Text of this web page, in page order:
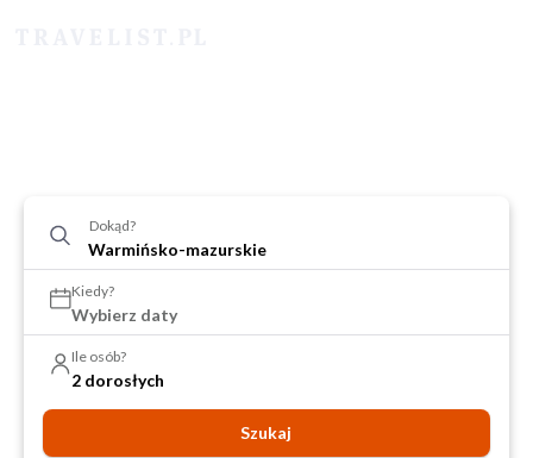
Dokąd?
Kiedy?
Wybierz daty
Ile osób?
2 dorosłych
Szukaj